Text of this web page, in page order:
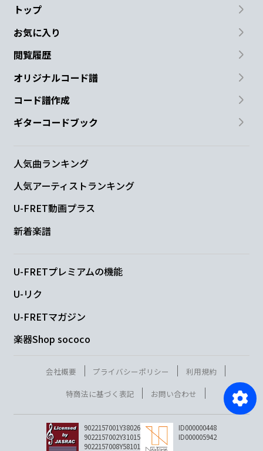
トップ
お気に入り
閲覧履歴
オリジナルコード譜
コード譜作成
ギターコードブック
人気曲ランキング
人気アーティストランキング
U-FRET動画プラス
新着楽譜
U-FRETプレミアムの機能
U-リク
U-FRETマガジン
楽器Shop sococo
会社概要 プライバシーポリシー
利用規約
特商法に基づく表記
お問い合わせ
9022157001Y38026
9022157002Y31015
9022157008Y58101
ID000000448
ID000005942